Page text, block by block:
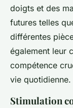
doigts et des
futures telles
différentes
également leur
compétence
vie quotidienne.
Stimulation